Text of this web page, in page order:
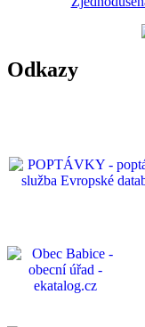
Odkazy